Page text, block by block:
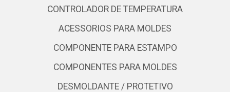
CONTROLADOR DE TEMPERATURA
ACESSORIOS PARA MOLDES
COMPONENTE PARA ESTAMPO
COMPONENTES PARA MOLDES
DESMOLDANTE / PROTETIVO